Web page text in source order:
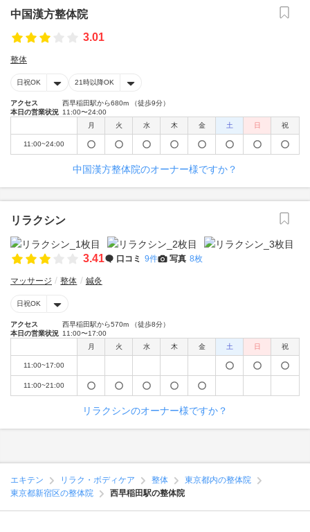
中国漢方整体院
3.01
整体
日祝OK 21時以降OK
アクセス
西早稲田駅から680m （徒歩9分）
本日の営業状況 11:00〜24:00
月
火 水 木 金 土 日 祝
11:00~24:00
中国漢方整体院のオーナー様ですか？
リラクシン
3.41 口コミ 9件 写真 8枚
マッサージ 整体 鍼灸
日祝OK
アクセス
西早稲田駅から570m （徒歩8分）
本日の営業状況 11:00〜17:00
月
火 水 木 金 土 日 祝
11:00~17:00
11:00~21:00
リラクシンのオーナー様ですか？
エキテン リラク・ボディケア 整体
東京都内の整体院
東京都新宿区の整体院
西早稲田駅の整体院